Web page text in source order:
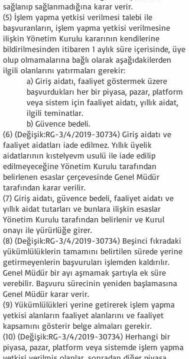
sağlanıp sağlanmadığına karar verir.
(5) İşlem yapma yetkisi verilmesi talebi ile
başvuranların, işlem yapma yetkisi verilmesine
ilişkin Yönetim Kurulu kararının kendilerine
bildirilmesinden itibaren 1 aylık süre içerisinde, üye
olup olmamalarına bağlı olarak aşağıdakilerden
ilgili olanlarını yatırmaları gerekir:
a) Giriş aidatı, faaliyet göstermek üzere
başvurdukları her bir piyasa, pazar, platform
veya sistem için faaliyet aidatı, yıllık aidat,
ilgili teminatlar.
b) Güvence bedeli.
(6) (Değişik:RG-3/4/2019-30734) Giriş aidatı ve
faaliyet aidatları iade edilmez. Yıllık üyelik
aidatlarının kıstelyevm usulü ile iade edilip
edilmeyeceğine Yönetim Kurulu tarafından
belirlenen esaslar çerçevesinde Genel Müdür
tarafından karar verilir.
(7) Giriş aidatı, güvence bedeli, faaliyet aidatı ve
yıllık aidat tutarları ve bunlara ilişkin esaslar
Yönetim Kurulu tarafından belirlenir ve Kurul
onayı ile yürürlüğe girer.
(8) (Değişik:RG-3/4/2019-30734) Beşinci fıkradaki
yükümlülüklerin tamamını belirtilen sürede yerine
getirmeyenlerin başvuruları işlemden kaldırılır.
Genel Müdür bir ayı aşmamak şartıyla ek süre
verebilir. Başvuru sürecinin yeniden başlamasına
Genel Müdür karar verir.
(9) Yükümlülükleri yerine getirerek işlem yapma
yetkisi alanların faaliyet alanlarını ve faaliyet
kapsamını gösterir belge almaları gerekir.
(10) (Değişik:RG-3/4/2019-30734) Herhangi bir
piyasa, pazar, platform veya sistemde işlem yapma